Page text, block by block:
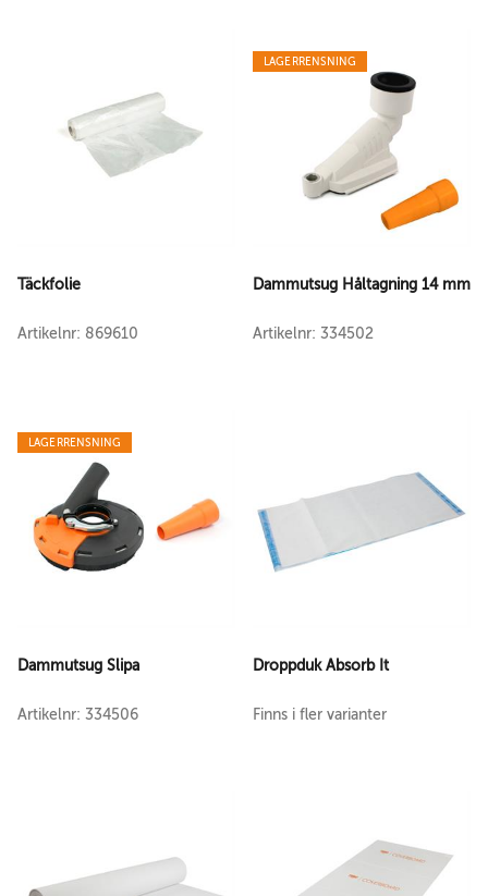
Täckfolie
Artikelnr: 869610
LAGERRENSNING
Dammutsug Håltagning 14 mm
Artikelnr: 334502
LAGERRENSNING
Dammutsug Slipa
Artikelnr: 334506
Droppduk Absorb It
Finns i fler varianter